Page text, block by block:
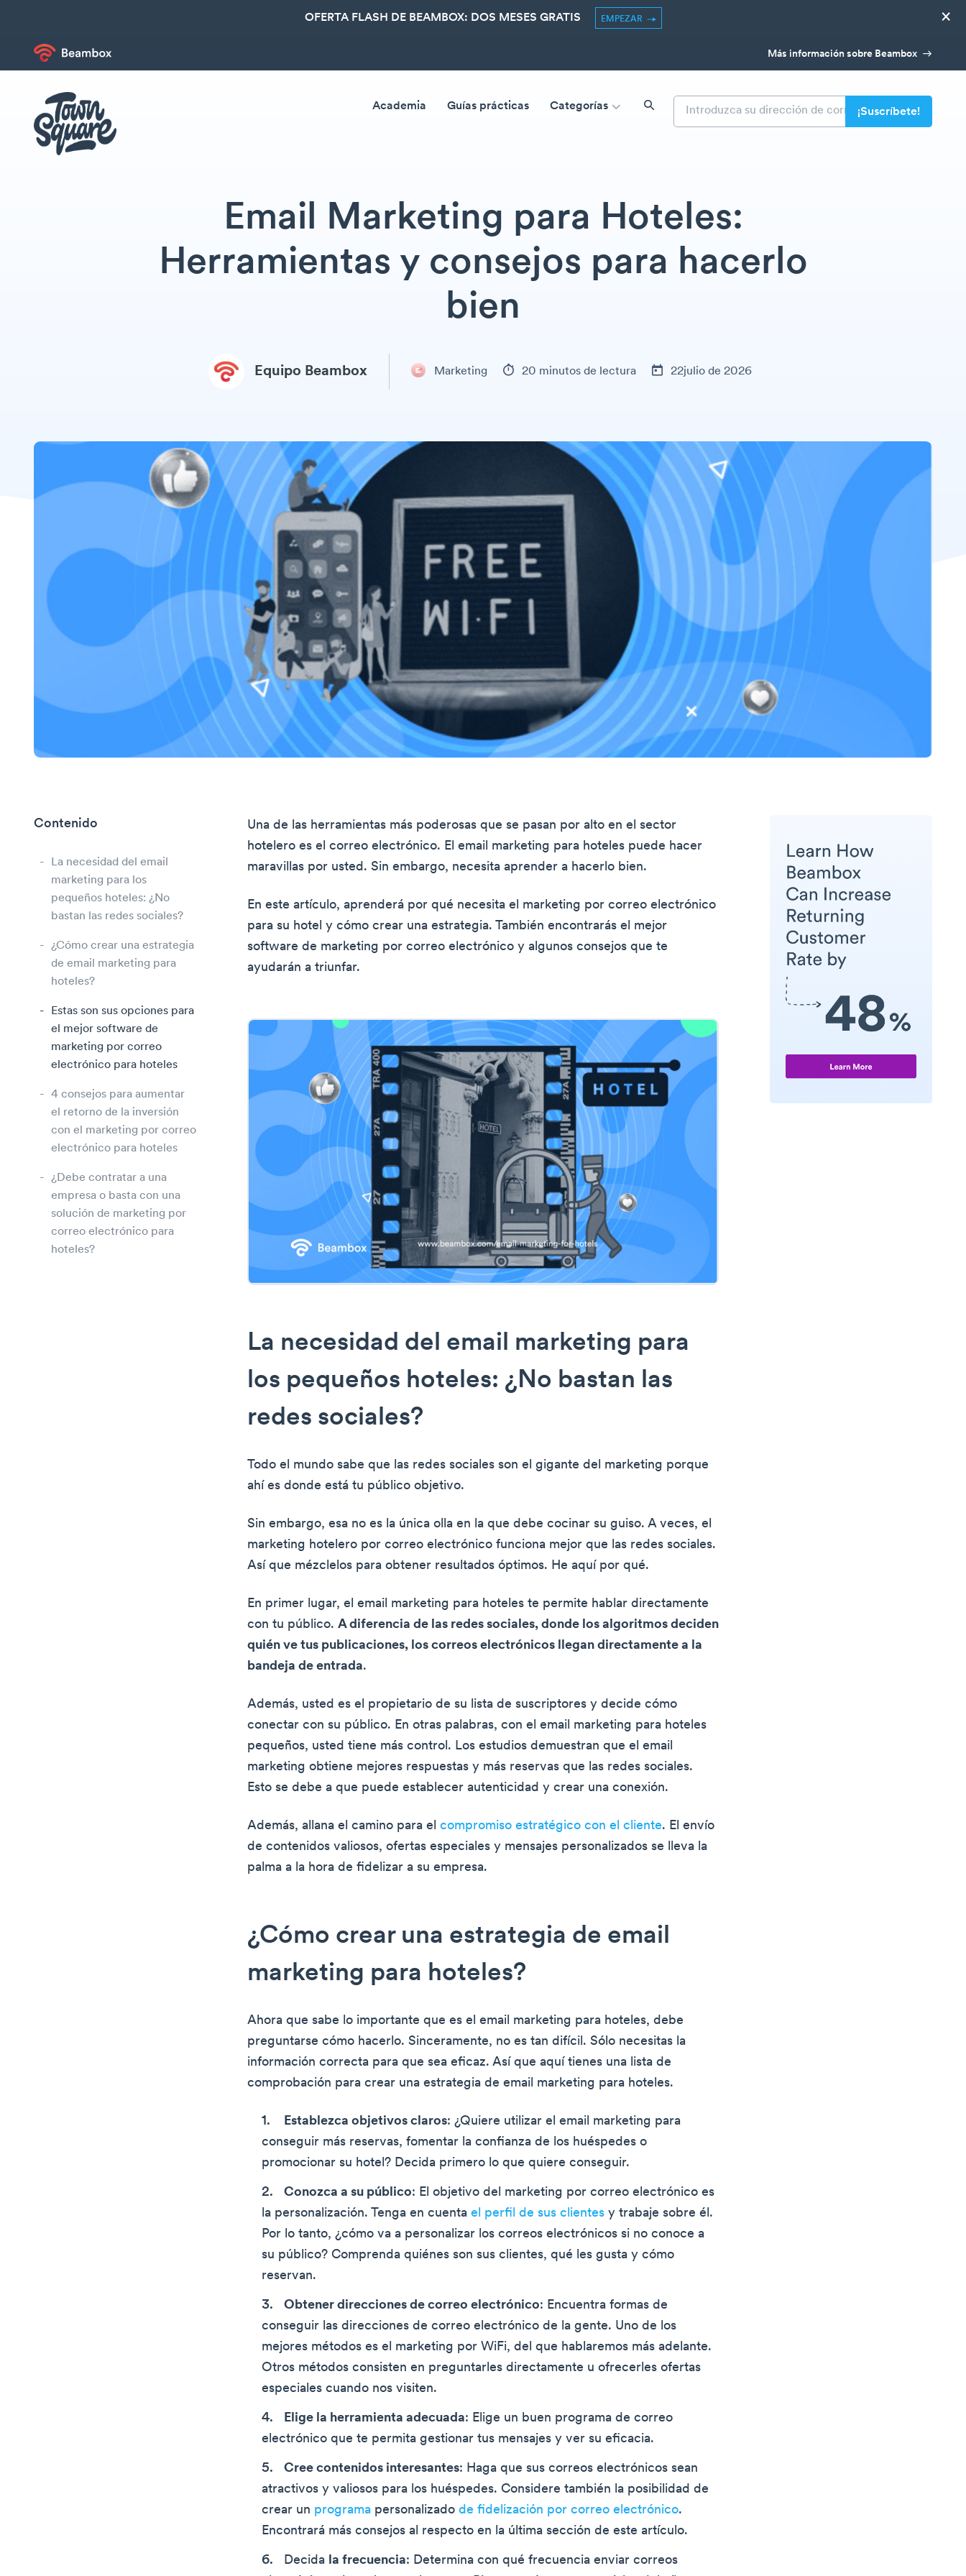
OFERTA FLASH DE BEAMBOX: DOS MESES GRATIS EMPEZAR ×
Más información sobre Beambox
Academia Guías prácticas Categorías
Email Marketing para Hoteles:
Herramientas y consejos para hacerlo
bien
Equipo Beambox Marketing 20 minutos de lectura 22julio de 2026
Contenido
La necesidad del email
marketing para los
pequeños hoteles: ¿No
bastan las redes sociales?
¿Cómo crear una estrategia
de email marketing para
hoteles?
Estas son sus opciones para
el mejor software de
marketing por correo
electrónico para hoteles
4 consejos para aumentar
el retorno de la inversión
con el marketing por correo
electrónico para hoteles
¿Debe contratar a una
empresa o basta con una
solución de marketing por
correo electrónico para
hoteles?
Una de las herramientas más poderosas que se pasan por alto en el sector
hotelero es el correo electrónico. El email marketing para hoteles puede hacer
maravillas por usted. Sin embargo, necesita aprender a hacerlo bien.
En este artículo, aprenderá por qué necesita el marketing por correo electrónico
para su hotel y cómo crear una estrategia. También encontrarás el mejor
software de marketing por correo electrónico y algunos consejos que te
ayudarán a triunfar.
La necesidad del email marketing para
los pequeños hoteles: ¿No bastan las
redes sociales?
Todo el mundo sabe que las redes sociales son el gigante del marketing porque
ahí es donde está tu público objetivo.
Sin embargo, esa no es la única olla en la que debe cocinar su guiso. A veces, el
marketing hotelero por correo electrónico funciona mejor que las redes sociales.
Así que mézclelos para obtener resultados óptimos. He aquí por qué.
En primer lugar, el email marketing para hoteles te permite hablar directamente
con tu público. A diferencia de las redes sociales, donde los algoritmos deciden
quién ve tus publicaciones, los correos electrónicos llegan directamente a la
bandeja de entrada.
Además, usted es el propietario de su lista de suscriptores y decide cómo
conectar con su público. En otras palabras, con el email marketing para hoteles
pequeños, usted tiene más control. Los estudios demuestran que el email
marketing obtiene mejores respuestas y más reservas que las redes sociales.
Esto se debe a que puede establecer autenticidad y crear una conexión.
Además, allana el camino para el compromiso estratégico con el cliente. El envío
de contenidos valiosos, ofertas especiales y mensajes personalizados se lleva la
palma a la hora de fidelizar a su empresa.
¿Cómo crear una estrategia de email
marketing para hoteles?
Ahora que sabe lo importante que es el email marketing para hoteles, debe
preguntarse cómo hacerlo. Sinceramente, no es tan difícil. Sólo necesitas la
información correcta para que sea eficaz. Así que aquí tienes una lista de
comprobación para crear una estrategia de email marketing para hoteles.
Establezca objetivos claros: ¿Quiere utilizar el email marketing para
conseguir más reservas, fomentar la confianza de los huéspedes o
promocionar su hotel? Decida primero lo que quiere conseguir.
Conozca a su público: El objetivo del marketing por correo electrónico es
la personalización. Tenga en cuenta el perfil de sus clientes y trabaje sobre él.
Por lo tanto, ¿cómo va a personalizar los correos electrónicos si no conoce a
su público? Comprenda quiénes son sus clientes, qué les gusta y cómo
reservan.
Obtener direcciones de correo electrónico: Encuentra formas de
conseguir las direcciones de correo electrónico de la gente. Uno de los
mejores métodos es el marketing por WiFi, del que hablaremos más adelante.
Otros métodos consisten en preguntarles directamente u ofrecerles ofertas
especiales cuando nos visiten.
Elige la herramienta adecuada: Elige un buen programa de correo
electrónico que te permita gestionar tus mensajes y ver su eficacia.
Cree contenidos interesantes: Haga que sus correos electrónicos sean
atractivos y valiosos para los huéspedes. Considere también la posibilidad de
crear un programa personalizado de fidelización por correo electrónico.
Encontrará más consejos al respecto en la última sección de este artículo.
Decida la frecuencia: Determina con qué frecuencia enviar correos